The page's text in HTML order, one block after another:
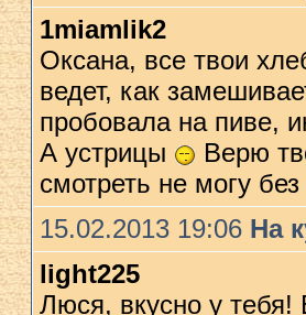
1miamlik2
Оксана, все твои
ведет, как
пробовала на пиве,
А устрицы
Верю
смотреть не могу
15.02.2013 19:06 На
light225
Люся, вкусно у